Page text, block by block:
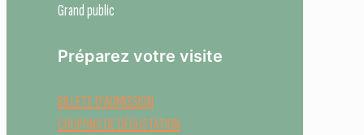
Grand public
Préparez votre visite
BILLETS D'ADMISSION
COUPONS DE DÉGUSTATION